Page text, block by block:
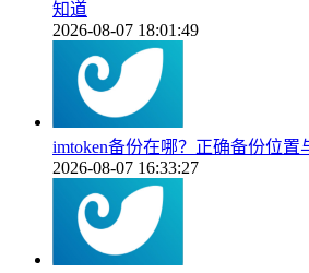
知道
2026-08-07 18:01:49
imtoken备份在哪？正确备份位置
2026-08-07 16:33:27